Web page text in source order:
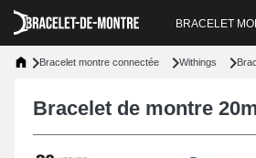
BRACELET
Bracelet montre connectée Withings
Bracelet de montre